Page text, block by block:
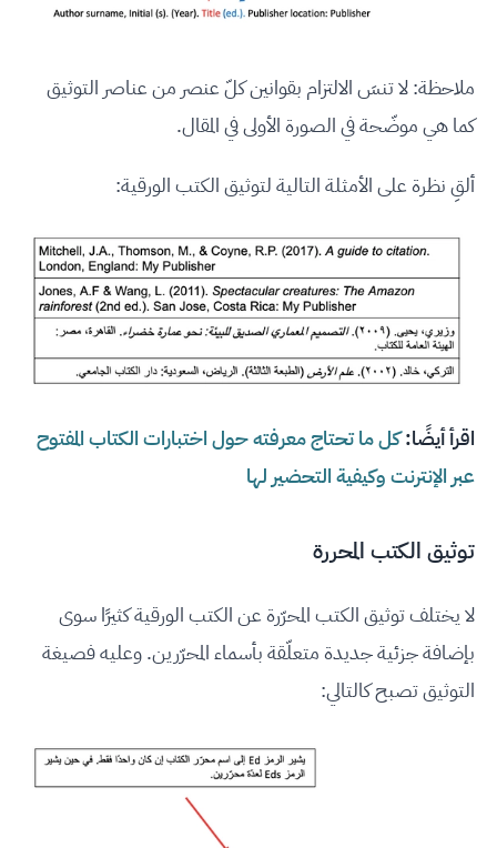
ملاحظة: لا تنسَ الالتزام بقوانين كلّ عنصر من عناصر التوثيق
كما هي موضّحة في الصورة الأولى في المقال.
ألقِ نظرة على الأمثلة التالية لتوثيق الكتب الورقية:
اقرأ أيضًا:كل ما تحتاج معرفته حول اختبارات الكتاب المفتوح
عبر الإنترنت وكيفية التحضير لها
توثيق الكتب المحررة
لا يختلف توثيق الكتب المحرّرة عن الكتب الورقية كثيرًا سوى
بإضافة جزئية جديدة متعلّقة بأسماء المحرّرين. وعليه فصيغة
التوثيق تصبح كالتالي: